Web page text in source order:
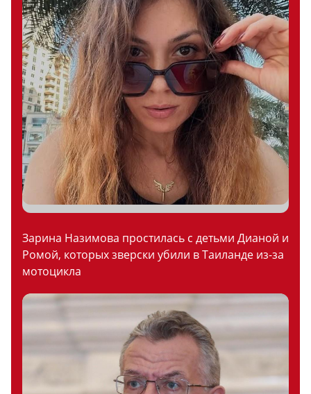
Зарина Назимова простилась с детьми Дианой и
Ромой, которых зверски убили в Таиланде из-за
мотоцикла